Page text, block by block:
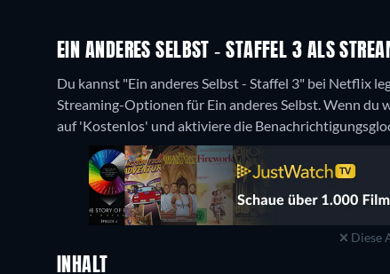
EIN ANDERES SELBST - STAFFEL 3 ALS
Du kannst "Ein anderes Selbst - Staffel 3" bei Netflix
Streaming-Optionen für Ein anderes Selbst. Wenn du
auf 'Kostenlos' und aktiviere die
Diese
INHALT